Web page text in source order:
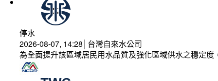
停水
2026-08-07, 14:28│台灣自來水公司
為全面提升該區域居民用水品質及強化區域供水之穩定